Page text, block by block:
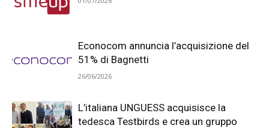
Econocom annuncia l’acquisizione del
51% di Bagnetti
26/06/2026
L’italiana UNGUESS acquisisce la
tedesca Testbirds e crea un gruppo